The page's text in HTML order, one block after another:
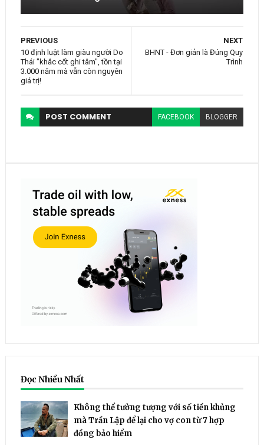
NEXT
BHNT - Đơn giản là Đúng Quy
Trình
PREVIOUS
10 định luật làm giàu người Do
Thái "khắc cốt ghi tâm", tồn tại
3.000 năm mà vẫn còn nguyên
giá trị!
POST COMMENT FACEBOOK BLOGGER
Đọc Nhiều Nhất
Không thể tưởng tượng với số tiền khủng
mà Trần Lập để lại cho vợ con từ 7 hợp
đồng bảo hiểm